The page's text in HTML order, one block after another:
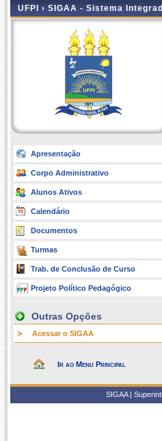
UFPI › SIGAA - Sistema
Apresentação
Corpo Administrativo
Alunos Ativos
Calendário
Documentos
Turmas
Trab. de Conclusão de Curso
Projeto Político Pedagógico
Outras Opções
Acessar o SIGAA
Ir ao Menu Principal
SIGAA |